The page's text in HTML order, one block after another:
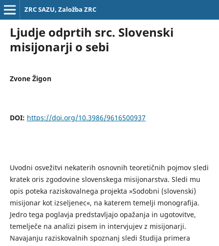
ZRC SAZU, Založba ZRC
Ljudje odprtih src. Slovenski
misijonarji o sebi
Zvone Žigon
DOI: https://doi.org/10.3986/9616500937
Uvodni osvežitvi nekaterih osnovnih teoretičnih pojmov sledi
kratek oris zgodovine slovenskega misijonarstva. Sledi mu
opis poteka raziskovalnega projekta »Sodobni (slovenski)
misijonar kot izseljenec«, na katerem temelji monografija.
Jedro tega poglavja predstavljajo opažanja in ugotovitve,
temelječe na analizi pisem in intervjujev z misijonarji.
Navajanju raziskovalnih spoznanj sledi študija primera